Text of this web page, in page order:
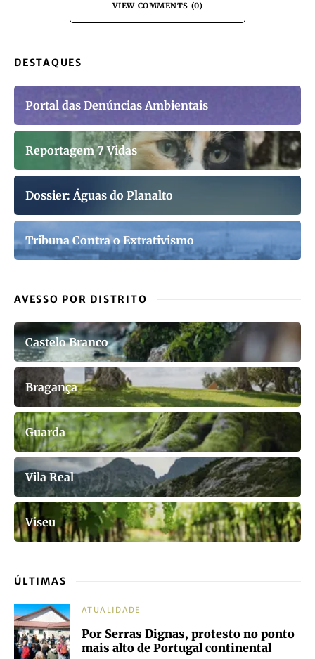
VIEW COMMENTS (0)
DESTAQUES
Portal das Denúncias Ambientais
Reportagem 7 Vidas
Dossier: Águas do Planalto
Tribuna Contra o Extrativismo
AVESSO POR DISTRITO
Castelo Branco
Bragança
Guarda
Vila Real
Viseu
ÚLTIMAS
ATUALIDADE
Por Serras Dignas, protesto no ponto
mais alto de Portugal continental